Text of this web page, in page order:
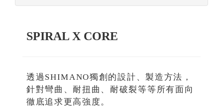
SPIRAL X CORE
透過SHIMANO獨創的設計、製造方法，
針對彎曲、耐扭曲、耐破裂等等所有面向
徹底追求更高強度。